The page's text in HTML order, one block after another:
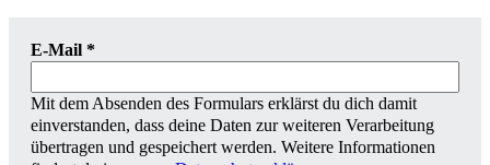
E-Mail *
Mit dem Absenden des Formulars erklärst du dich damit
einverstanden, dass deine Daten zur weiteren Verarbeitung
übertragen und gespeichert werden. Weitere Informationen